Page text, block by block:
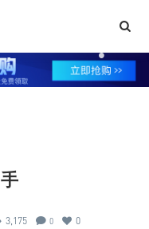
3,175 0 0